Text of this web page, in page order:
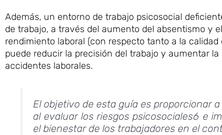
Además, un entorno de trabajo psicosocial
de trabajo, a través del aumento del absentismo y
rendimiento laboral (con respecto tanto a la
puede reducir la precisión del trabajo y aumentar
accidentes laborales.
El objetivo de esta guía es proporcionar
al evaluar los riesgos psicosociales6 e
el bienestar de los trabajadores en el